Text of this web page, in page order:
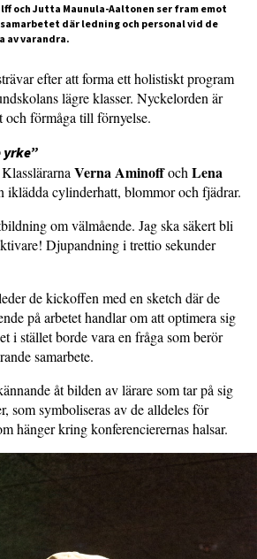
och Jutta Maunula-Aaltonen ser fram emot
där ledning och personal vid de
av varandra.
efter att forma ett holistiskt program
lägre klasser. Nyckelorden är
förmåga till förnyelse.
yrke”
Verna Aminoffoch Lena
iklädda cylinderhatt, blommor och fjädrar.
om väl­mående. Jag ska säkert bli
Djupandning i trettio sekunder
de kick­offen med en sketch där de
på arbetet handlar om att optimera sig
i stället borde vara en fråga som berör
samarbete.
åt bilden av lärare som tar på sig
som symboliseras av de alldeles för
hänger kring konferencierernas halsar.